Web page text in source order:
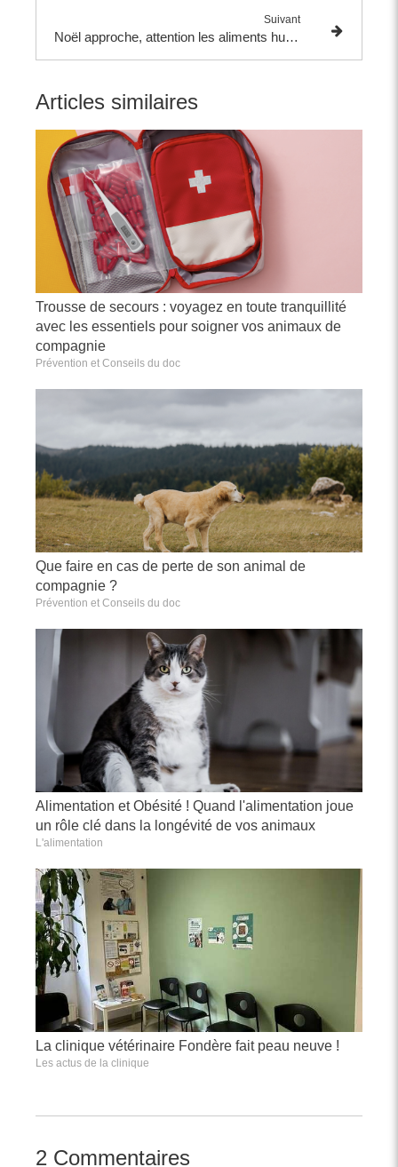
Suivant
Noël approche, attention les aliments humains peuvent être dangereux pour vos animaux !
Articles similaires
Trousse de secours : voyagez en toute tranquillité
avec les essentiels pour soigner vos animaux de
compagnie
Prévention et Conseils du doc
Que faire en cas de perte de son animal de
compagnie ?
Prévention et Conseils du doc
Alimentation et Obésité ! Quand l'alimentation joue
un rôle clé dans la longévité de vos animaux
L'alimentation
La clinique vétérinaire Fondère fait peau neuve !
Les actus de la clinique
2 Commentaires